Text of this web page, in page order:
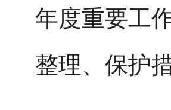
年度重要工
整理、保护